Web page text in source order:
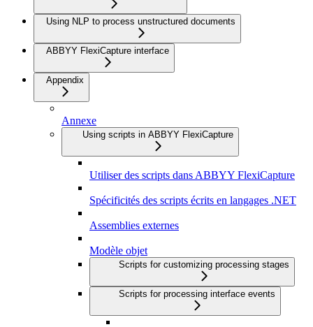
Using NLP to process unstructured documents
ABBYY FlexiCapture interface
Appendix
Annexe
Using scripts in ABBYY FlexiCapture
Utiliser des scripts dans ABBYY FlexiCapture
Spécificités des scripts écrits en langages .NET
Assemblies externes
Modèle objet
Scripts for customizing processing stages
Scripts for processing interface events